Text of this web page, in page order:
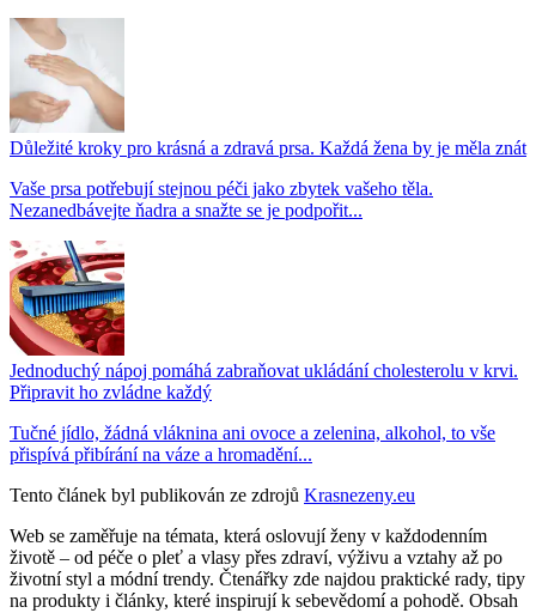
Důležité kroky pro krásná a zdravá prsa. Každá žena by je měla znát
Vaše prsa potřebují stejnou péči jako zbytek vašeho těla.
Nezanedbávejte ňadra a snažte se je podpořit...
Jednoduchý nápoj pomáhá zabraňovat ukládání cholesterolu v krvi.
Připravit ho zvládne každý
Tučné jídlo, žádná vláknina ani ovoce a zelenina, alkohol, to vše
přispívá přibírání na váze a hromadění...
Tento článek byl publikován ze zdrojů Krasnezeny.eu
Web se zaměřuje na témata, která oslovují ženy v každodenním
životě – od péče o pleť a vlasy přes zdraví, výživu a vztahy až po
životní styl a módní trendy. Čtenářky zde najdou praktické rady, tipy
na produkty i články, které inspirují k sebevědomí a pohodě. Obsah